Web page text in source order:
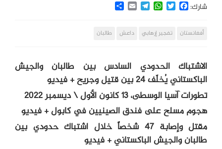
شارك: Facebook
Twitter
WhatsApp
Telegram
Email
Share
أفغانستان تفجير إرهابي داعش طالبان
الاشتباك الحدودي السادس بين طالبان والجيش
الباكستاني يُخلّف 24 بين قتيل وجريح + فيديو
تطورات آسيا الوسطى، 13 كانون الأول \ ديسمبر 2022
هجوم مسلح على فندق الصينيين في كابول + فيديو
مقتل وإصابة 47 شخصاً خلال اشتباك حدودي بين
طالبان والجيش الباكستاني + فيديو